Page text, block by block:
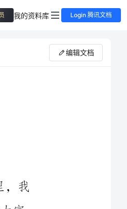
我的资料库 Login 腾讯文档
编辑文档